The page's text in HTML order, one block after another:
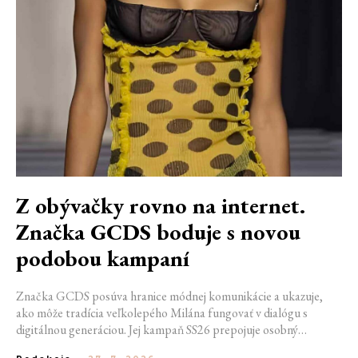
Z obývačky rovno na internet.
Značka GCDS boduje s novou
podobou kampaní
Značka GCDS posúva hranice módnej komunikácie a ukazuje,
ako môže tradícia veľkolepého Milána fungovať v dialógu s
digitálnou generáciou. Jej kampaň SS26 prepojuje osobný